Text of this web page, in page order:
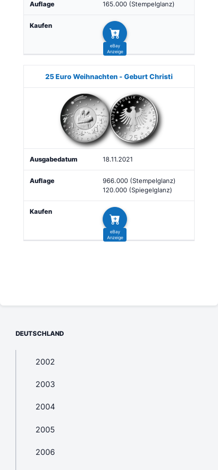
165.000 (Stempelglanz)
25 Euro Weihnachten - Geburt Christi
18.11.2021
966.000 (Stempelglanz)
120.000 (Spiegelglanz)
DEUTSCHLAND
2002
2003
2004
2005
2006